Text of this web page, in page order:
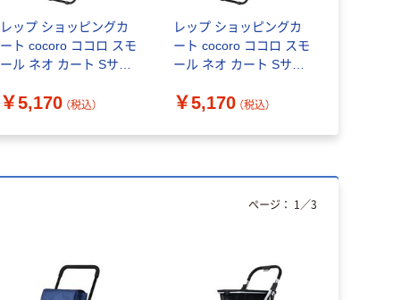
レップ ショッピングカ
ート cocoro ココロ スモ
ール ネオ カート Sサイ
（直送品）
￥5,170 （税込）
レップ ショッピングカ
ート cocoro ココロ スモ
ール ネオ カート Sサイ
（直送品）
￥5,170 （税込）
ページ： 1 ／3